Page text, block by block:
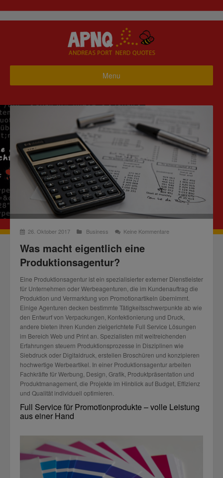
Menu
Startseite
Haus & Garten
Hobby
26. Oktober 2017 Business Keine Kommentare
Was macht eigentlich eine
Produktionsagentur?
Eine Produktionsagentur ist ein spezialisierter externer Dienstleister
für Unternehmen oder Werbeagenturen, die im Kundenauftrag die
Produktion und Vermarktung von Promotionartikeln übernimmt.
Einige Agenturen decken bestimmte Tätigkeitsschwerpunkte ab wie
den Entwurf von Verpackungen, Konfektionierung und Druck,
andere bieten ihren Kunden zielgerichtete Full Service Lösungen
im Bereich Web und Print an. Spezialisten mit weitreichenden
Erfahrungen steuern Produktionsprozesse in Disziplinen wie
Siebdruck oder Digitaldruck, erstellen Broschüren und konzipieren
hochwertige Werbeartikel. In einer Produktionsagentur arbeiten
Fachkräfte für Werbung, Design, Grafik, Produktpräsentation und
Produktmanagement, die Projekte im Hinblick auf Budget, Effizienz
und Qualität individuell optimieren.
Full Service für Promotionprodukte – volle Leistung
aus einer Hand